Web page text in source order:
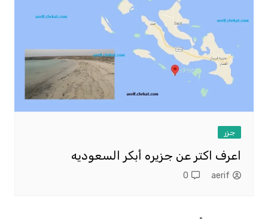
جزر
اعرف اكتر عن جزيره أبكر السعوديه
aerif
0